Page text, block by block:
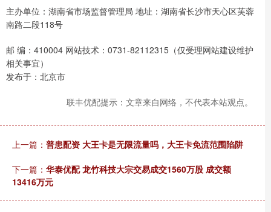
主办单位：湖南省市场监督管理局 地址：湖南省长沙市天心区芙蓉
南路二段118号
邮 编：410004 网站技术：0731-82112315（仅受理网站建设维护
相关事宜）
发布于：北京市
联丰优配提示：文章来自网络，不代表本站观点。
上一篇： 普患配资 大王卡是无限流量吗，大王卡免流范围陷阱
下一篇： 华泰优配 龙竹科技大宗交易成交1560万股 成交额
13416万元